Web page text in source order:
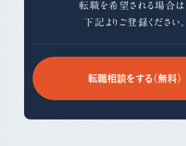
転職を希望される場合は
下記よりご登録ください。
転職相談をする（無料）